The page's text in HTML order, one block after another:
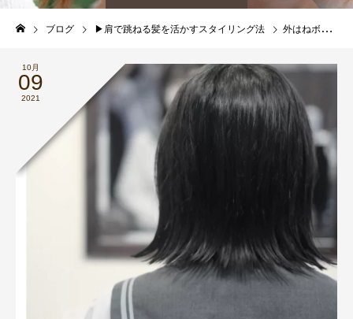
ブログ ▶︎肩で跳ねる髪を活かすスタイリング法 外はねボブ の スタイリング が 苦手 な あなたへ アイロン要らずの 簡単スタイリング方はこちら
10月
09
2021